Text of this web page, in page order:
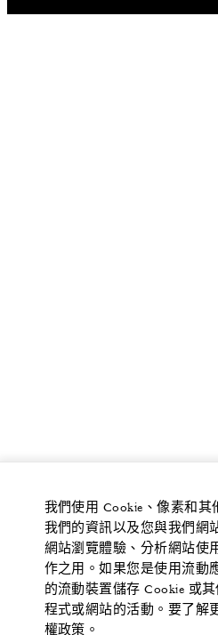
我們使用 Cookie、像素和
我們的資訊以及您與我們網
網站瀏覽體驗、分析網站使
作之用。如果您是使用流動
的流動裝置儲存 Cookie 或
程式或網站的活動。要了解
權政策。